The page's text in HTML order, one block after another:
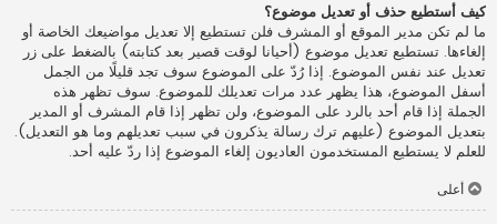
كيف أستطيع حذف أو تعديل موضوع؟
ما لم تكن مدير الموقع أو المشرف فلن تستطيع إلا تعديل مواضيعك الخاصة أو
إلغاءها. تستطيع تعديل موضوع (أحيانا لوقت قصير بعد كتابته) بالضغط على زر
تعديل عند نفس الموضوع. إذا رُدّ على الموضوع سوف تجد قليلًا من الجمل
أسفل الموضوع، هذا يظهر عدد مرات تعديلك للموضوع. سوف تظهر هذه
الجملة إذا قام أحد بالرد على الموضوع، ولن تظهر إذا قام المشرف أو المدير
بتعديل الموضوع (عليهم ترك رسالة يذكرون في سبب تعديلهم وما هو التعديل).
للعلم لا يستطيع المستخدمون العاديون إلغاء الموضوع إذا ردّ عليه أحد.
أعلى